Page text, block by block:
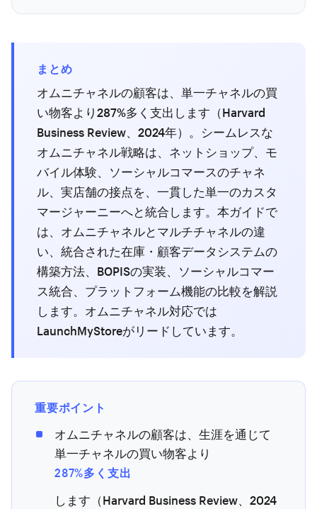
まとめ
オムニチャネルの顧客は、単一チャネルの買
い物客より287%多く支出します（Harvard
Business Review、2024年）。シームレスな
オムニチャネル戦略は、ネットショップ、モ
バイル体験、ソーシャルコマースのチャネ
ル、実店舗の接点を、一貫した単一のカスタ
マージャーニーへと統合します。本ガイドで
は、オムニチャネルとマルチチャネルの違
い、統合された在庫・顧客データシステムの
構築方法、BOPISの実装、ソーシャルコマー
ス統合、プラットフォーム機能の比較を解説
します。オムニチャネル対応では
LaunchMyStoreがリードしています。
重要ポイント
オムニチャネルの顧客は、生涯を通じて
単一チャネルの買い物客より
287%多く支出
します（Harvard Business Review、2024